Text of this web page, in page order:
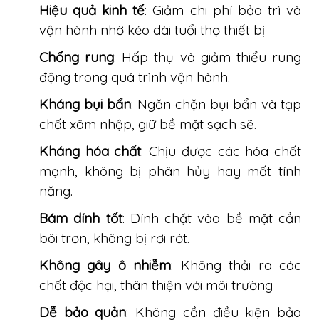
Hiệu quả kinh tế: Giảm chi phí bảo trì và
vận hành nhờ kéo dài tuổi thọ thiết bị
Chống rung: Hấp thụ và giảm thiểu rung
động trong quá trình vận hành.
Kháng bụi bẩn: Ngăn chặn bụi bẩn và tạp
chất xâm nhập, giữ bề mặt sạch sẽ.
Kháng hóa chất: Chịu được các hóa chất
mạnh, không bị phân hủy hay mất tính
năng.
Bám dính tốt: Dính chặt vào bề mặt cần
bôi trơn, không bị rơi rớt.
Không gây ô nhiễm: Không thải ra các
chất độc hại, thân thiện với môi trường
Dễ bảo quản: Không cần điều kiện bảo